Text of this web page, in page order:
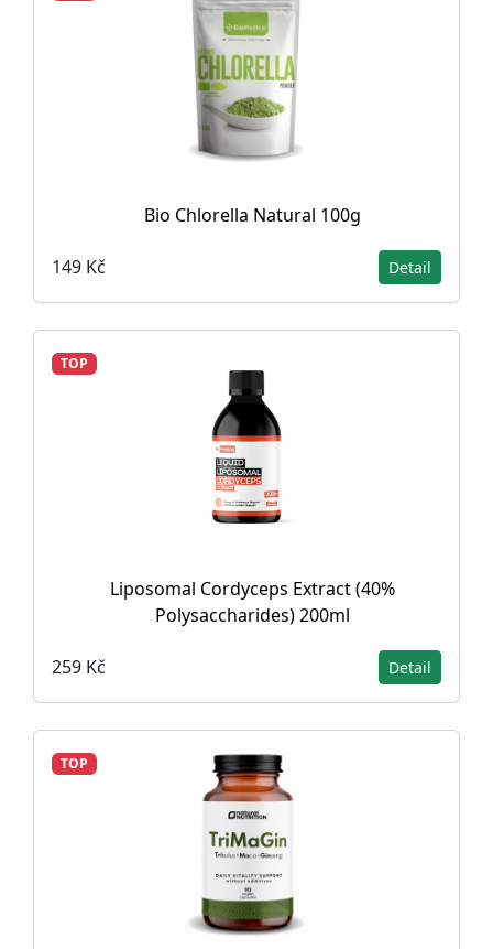
Bio Chlorella Natural 100g
149 Kč Detail
TOP
Liposomal Cordyceps Extract (40%
Polysaccharides) 200ml
259 Kč Detail
TOP